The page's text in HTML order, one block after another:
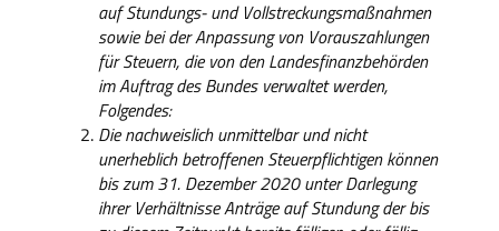
auf Stundungs- und Vollstreckungsmaßnahmen
sowie bei der Anpassung von Vorauszahlungen
für Steuern, die von den Landesfinanzbehörden
im Auftrag des Bundes verwaltet werden,
Folgendes:
Die nachweislich unmittelbar und nicht
unerheblich betroffenen Steuerpflichtigen können
bis zum 31. Dezember 2020 unter Darlegung
ihrer Verhältnisse Anträge auf Stundung der bis